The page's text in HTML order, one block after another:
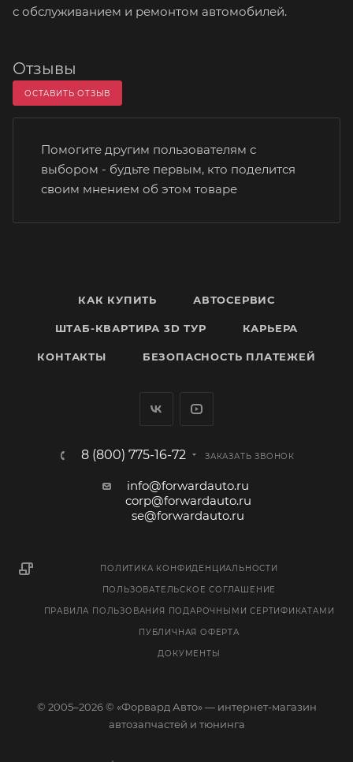
с обслуживанием и ремонтом автомобилей.
Отзывы
ОСТАВИТЬ ОТЗЫВ
Помогите другим пользователям с
выбором - будьте первым, кто поделится
своим мнением об этом товаре
КАК КУПИТЬ АВТОСЕРВИС
ШТАБ-КВАРТИРА 3D ТУР КАРЬЕРА
КОНТАКТЫ БЕЗОПАСНОСТЬ ПЛАТЕЖЕЙ
8 (800) 775-16-72 ЗАКАЗАТЬ ЗВОНОК
info@forwardauto.ru
corp@forwardauto.ru
se@forwardauto.ru
ПОЛИТИКА КОНФИДЕНЦИАЛЬНОСТИ
ПОЛЬЗОВАТЕЛЬСКОЕ СОГЛАШЕНИЕ
ПРАВИЛА ПОЛЬЗОВАНИЯ ПОДАРОЧНЫМИ СЕРТИФИКАТАМИ
ПУБЛИЧНАЯ ОФЕРТА
ДОКУМЕНТЫ
© 2005–2026 © «Форвард Авто» — интернет-магазин
автозапчастей и тюнинга